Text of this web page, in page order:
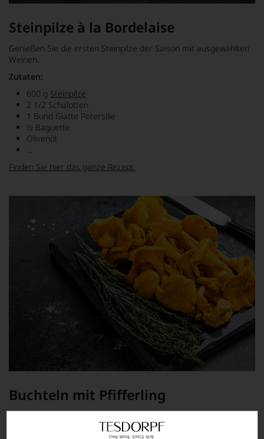
Steinpilze à la Bordelaise
Genießen Sie die ersten Steinpilze der Saison mit ausgewählten
Weinen.
Zutaten:
600 g Steinpilze
2 1/2 Schalotten
1 Bund Glatte Petersilie
½ Baguette
Olivenöl
Finden Sie hier das ganze Rezept.
Buchteln mit Pfifferling
selbstgemachten Buchteln.